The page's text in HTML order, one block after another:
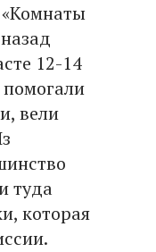
12-14
вели
туда
которая